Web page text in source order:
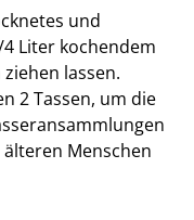
und
Liter kochendem
lassen.
2 Tassen, um die
Menschen